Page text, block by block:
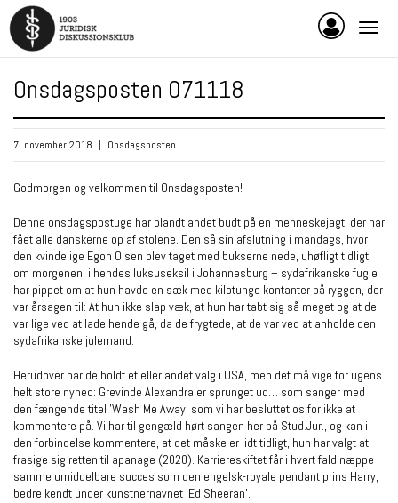
Onsdagsposten 071118
7. november 2018 | Onsdagsposten
Godmorgen og velkommen til Onsdagsposten!
Denne onsdagspostuge har blandt andet budt på en menneskejagt, der har
fået alle danskerne op af stolene. Den så sin afslutning i mandags, hvor
den kvindelige Egon Olsen blev taget med bukserne nede, uhøfligt tidligt
om morgenen, i hendes luksuseksil i Johannesburg – sydafrikanske fugle
har pippet om at hun havde en sæk med kilotunge kontanter på ryggen, der
var årsagen til: At hun ikke slap væk, at hun har tabt sig så meget og at de
var lige ved at lade hende gå, da de frygtede, at de var ved at anholde den
sydafrikanske julemand.
Herudover har de holdt et eller andet valg i USA, men det må vige for ugens
helt store nyhed: Grevinde Alexandra er sprunget ud… som sanger med
den fængende titel ’Wash Me Away’ som vi har besluttet os for ikke at
kommentere på. Vi har til gengæld hørt sangen her på Stud.Jur., og kan i
den forbindelse kommentere, at det måske er lidt tidligt, hun har valgt at
frasige sig retten til apanage (2020). Karriereskiftet får i hvert fald næppe
samme umiddelbare succes som den engelsk-royale pendant prins Harry,
bedre kendt under kunstnernavnet ‘Ed Sheeran’.